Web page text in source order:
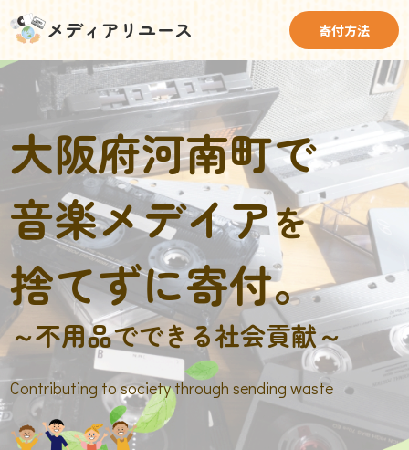
メディアリユース 寄付方法
大阪府河南町で
音楽メデイアを
捨てずに寄付。
～不用品でできる社会貢献～
Contributing to society through sending waste